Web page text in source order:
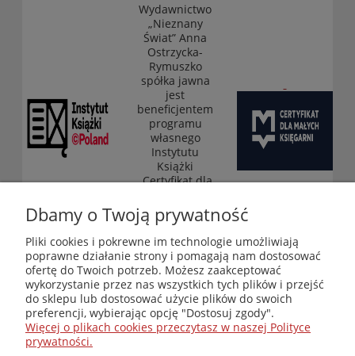
Wydawnictwo
„Nieznany
Świat” Anna
Ostrzycka-
Rymuszko
spółka jawna
jest
beneficjentem
programu
własnego
Instytutu
Książki
„Certyfikat dla
księgarni”
(edycja 2025-
2026)
Księgarnia-Galeria "Nieznany Świat" - internetowy sklep
ezoteryczny online
Zapraszamy również do odwiedzenia naszej księgarni
stacjonarnej przy ul. Kredytowej 2 w Warszawie
Dbamy o Twoją prywatność
Pliki cookies i pokrewne im technologie umożliwiają
poprawne działanie strony i pomagają nam dostosować
ofertę do Twoich potrzeb. Możesz zaakceptować
wykorzystanie przez nas wszystkich tych plików i przejść
do sklepu lub dostosować użycie plików do swoich
preferencji, wybierając opcję "Dostosuj zgody".
Więcej o plikach cookies przeczytasz w naszej Polityce
prywatności.